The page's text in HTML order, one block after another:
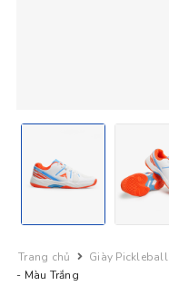
Trang chủ Giày Pickleball
- Màu Trắng